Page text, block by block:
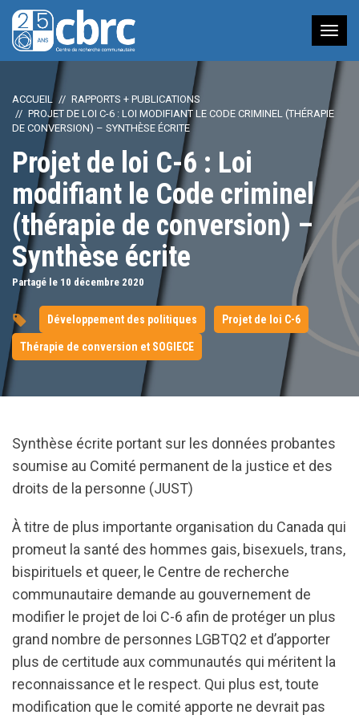
à
ACCUEIL
RAPPORTS + PUBLICATIONS
PROJET DE LOI C-6 : LOI MODIFIANT LE CODE CRIMINEL (THÉRAPIE
DE CONVERSION) – SYNTHÈSE ÉCRITE
Projet de loi C-6 : Loi
modifiant le Code criminel
(thérapie de conversion) –
Synthèse écrite
Partagé le 10 décembre 2020
Développement des politiques Projet de loi C-6
Thérapie de conversion et SOGIECE
Synthèse écrite portant sur les données probantes
soumise au Comité permanent de la justice et des
droits de la personne (JUST)
À titre de plus importante organisation du Canada qui
promeut la santé des hommes gais, bisexuels, trans,
bispirituels et queer, le Centre de recherche
communautaire demande au gouvernement de
modifier le projet de loi C-6 afin de protéger un plus
grand nombre de personnes LGBTQ2 et d’apporter
plus de certitude aux communautés qui méritent la
reconnaissance et le respect. Qui plus est, toute
modification que le comité apporte ne devrait pas